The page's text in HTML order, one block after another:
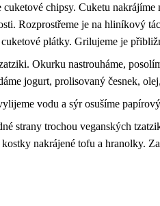
cuketové chipsy. Cuketu
Rozprostřeme je na hliníkový
plátky. Grilujeme je
Okurku nastrouháme,
jogurt, prolisovaný česnek,
vodu a sýr osušíme
strany trochou veganských
nakrájené tofu a hranolky.